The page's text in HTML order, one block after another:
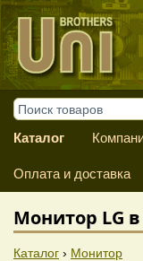
Каталог
Оплата и доставка
Монитор LG
Каталог › Монитор